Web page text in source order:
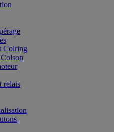
Colring
relais